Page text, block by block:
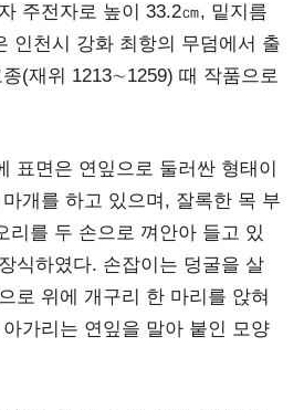
주전자로 높이 33.2㎝, 밑지름
인천시 강화 최항의 무덤에서 출
(재위 1213∼1259) 때 작품으로
표면은 연잎으로 둘러싼 형태이
개를 하고 있으며, 잘록한 목 부
리를 두 손으로 껴안아 들고 있
식하였다. 손잡이는 덩굴을 살
로 위에 개구리 한 마리를 앉혀
가리는 연잎을 말아 붙인 모양